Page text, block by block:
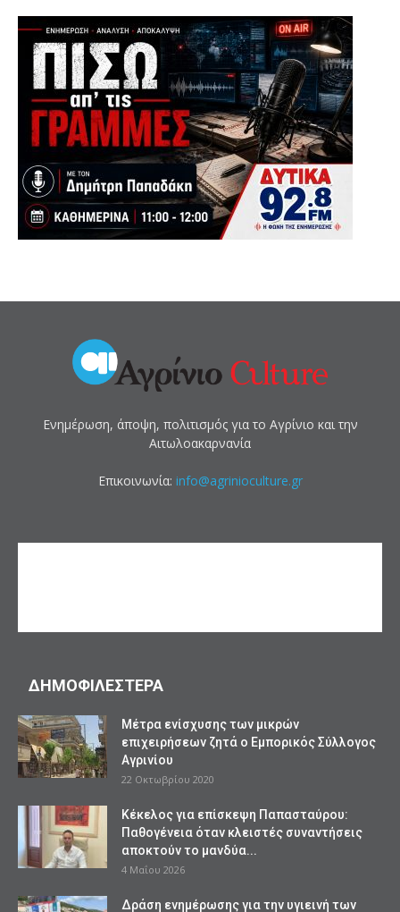
Ενημέρωση, άποψη, πολιτισμός για το Αγρίνιο και την
Αιτωλοακαρνανία
Επικοινωνία: info@agrinioculture.gr
ΔΗΜΟΦΙΛΕΣΤΕΡΑ
Mέτρα ενίσχυσης των μικρών
επιχειρήσεων ζητά ο Εμπορικός Σύλλογος
Αγρινίου
22 Οκτωβρίου 2020
Κέκελος για επίσκεψη Παπασταύρου:
Παθογένεια όταν κλειστές συναντήσεις
αποκτούν το μανδύα...
4 Μαΐου 2026
Δράση ενημέρωσης για την υγιεινή των